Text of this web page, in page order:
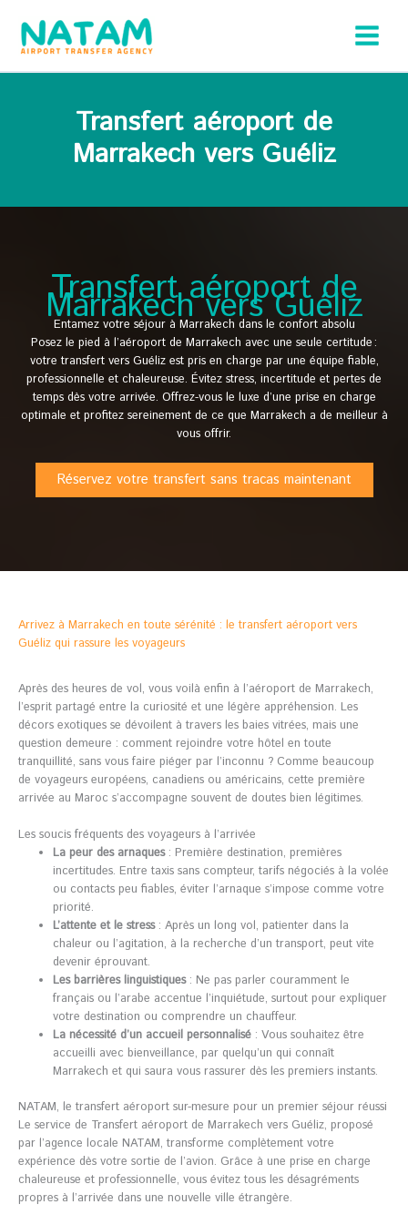
contenu
Transfert aéroport de
Marrakech vers Guéliz
Transfert aéroport de
Marrakech vers Guéliz
Entamez votre séjour à Marrakech dans le confort absolu
Posez le pied à l’aéroport de Marrakech avec une seule certitude :
votre transfert vers Guéliz est pris en charge par une équipe fiable,
professionnelle et chaleureuse. Évitez stress, incertitude et pertes de
temps dès votre arrivée. Offrez-vous le luxe d’une prise en charge
optimale et profitez sereinement de ce que Marrakech a de meilleur à
vous offrir.
Réservez votre transfert sans tracas maintenant
Arrivez à Marrakech en toute sérénité : le transfert aéroport vers
Guéliz qui rassure les voyageurs
Après des heures de vol, vous voilà enfin à l’aéroport de Marrakech,
l’esprit partagé entre la curiosité et une légère appréhension. Les
décors exotiques se dévoilent à travers les baies vitrées, mais une
question demeure : comment rejoindre votre hôtel en toute
tranquillité, sans vous faire piéger par l’inconnu ? Comme beaucoup
de voyageurs européens, canadiens ou américains, cette première
arrivée au Maroc s’accompagne souvent de doutes bien légitimes.
Les soucis fréquents des voyageurs à l’arrivée
La peur des arnaques: Première destination, premières
incertitudes. Entre taxis sans compteur, tarifs négociés à la volée
ou contacts peu fiables, éviter l’arnaque s’impose comme votre
priorité.
L’attente et le stress: Après un long vol, patienter dans la
chaleur ou l’agitation, à la recherche d’un transport, peut vite
devenir éprouvant.
Les barrières linguistiques: Ne pas parler couramment le
français ou l’arabe accentue l’inquiétude, surtout pour expliquer
votre destination ou comprendre un chauffeur.
La nécessité d’un accueil personnalisé : Vous souhaitez être
accueilli avec bienveillance, par quelqu’un qui connaît
Marrakech et qui saura vous rassurer dès les premiers instants.
NATAM, le transfert aéroport sur-mesure pour un premier séjour réussi
Le service de Transfert aéroport de Marrakech vers Guéliz, proposé
par l’agence locale NATAM, transforme complètement votre
expérience dès votre sortie de l’avion. Grâce à une prise en charge
chaleureuse et professionnelle, vous évitez tous les désagréments
propres à l’arrivée dans une nouvelle ville étrangère.